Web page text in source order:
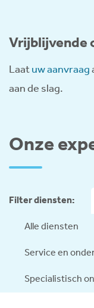
Vrijblijvende
Laatuw aanvraag
aan de slag.
Onze
Filter diensten:
Alle diensten
Service en
Specialistisch